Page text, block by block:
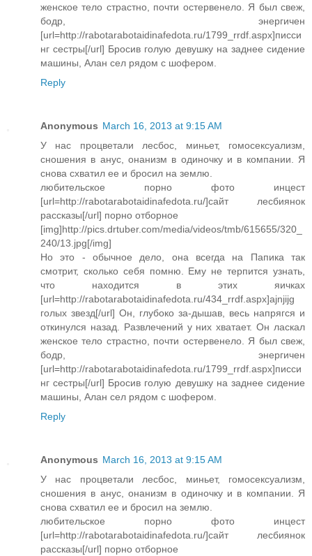
женское тело страстно, почти остервенело. Я был свеж,
бодр, энергичен
[url=http://rabotarabotaidinafedota.ru/1799_rrdf.aspx]писси
нг сестры[/url] Бросив голую девушку на заднее сидение
машины, Алан сел рядом с шофером.
Reply
Anonymous March 16, 2013 at 9:15 AM
У нас процветали лесбос, миньет, гомосексуализм,
сношения в анус, онанизм в одиночку и в компании. Я
снова схватил ее и бросил на землю.
любительское порно фото инцест
[url=http://rabotarabotaidinafedota.ru/]сайт лесбиянок
рассказы[/url] порно отборное
[img]http://pics.drtuber.com/media/videos/tmb/615655/320_
240/13.jpg[/img]
Но это - обычное дело, она всегда на Папика так
смотрит, сколько себя помню. Ему не терпится узнать,
что находится в этих яичках
[url=http://rabotarabotaidinafedota.ru/434_rrdf.aspx]ajnjijg
голых звезд[/url] Он, глубоко за-дышав, весь напрягся и
откинулся назад. Развлечений у них хватает. Он ласкал
женское тело страстно, почти остервенело. Я был свеж,
бодр, энергичен
[url=http://rabotarabotaidinafedota.ru/1799_rrdf.aspx]писси
нг сестры[/url] Бросив голую девушку на заднее сидение
машины, Алан сел рядом с шофером.
Reply
Anonymous March 16, 2013 at 9:15 AM
У нас процветали лесбос, миньет, гомосексуализм,
сношения в анус, онанизм в одиночку и в компании. Я
снова схватил ее и бросил на землю.
любительское порно фото инцест
[url=http://rabotarabotaidinafedota.ru/]сайт лесбиянок
рассказы[/url] порно отборное